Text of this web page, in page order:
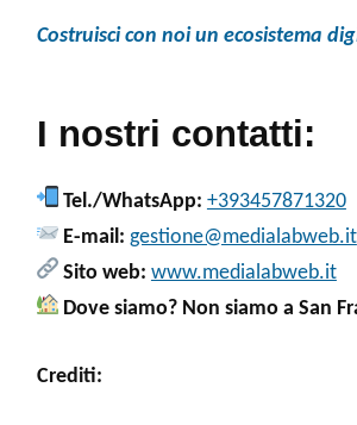
Costruisci con noi un ecosistema
I nostri contatti:
Tel./WhatsApp: +393457871320
E-mail: gestione@medialabweb.it
Sito web: www.medialabweb.it
Dove siamo? Non siamo a San
Crediti: